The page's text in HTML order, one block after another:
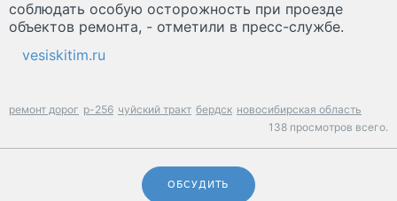
соблюдать особую осторожность при проезде
объектов ремонта, - отметили в пресс-службе.
vesiskitim.ru
ремонт дорог р-256 чуйский тракт бердск новосибирская область
138 просмотров всего.
ОБСУДИТЬ